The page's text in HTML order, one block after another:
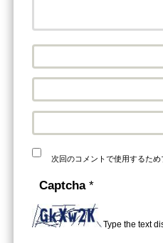
次回のコメントで使用するた
Captcha *
Type the text